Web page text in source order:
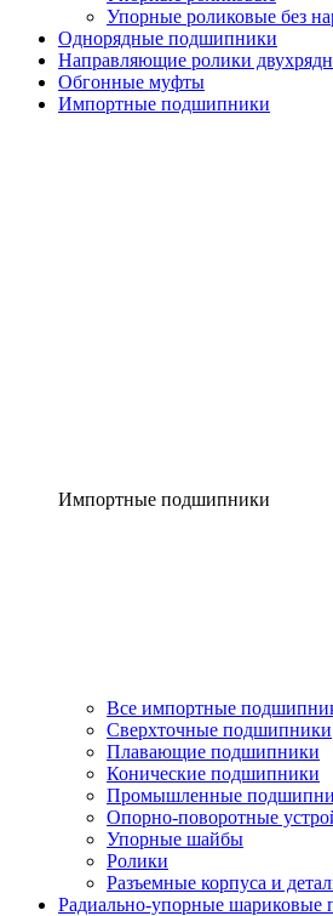
Упорные роликовые без
Однорядные подшипники
Направляющие ролики
Обгонные муфты
Импортные подшипники
Импортные подшипники
Все импортные
Сверхточные подшипники
Плавающие подшипники
Конические подшипники
Промышленные
Опорно-поворотные
Упорные шайбы
Ролики
Разъемные корпуса и
Радиально-упорные шариковые